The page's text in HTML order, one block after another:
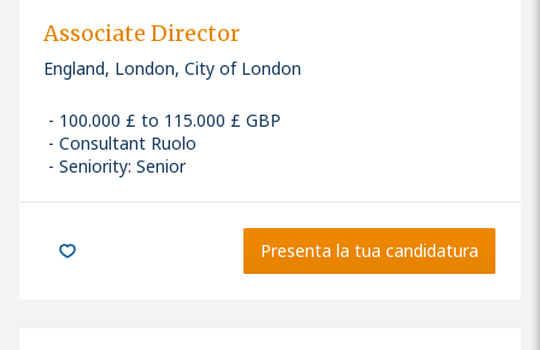
Associate Director
England, London, City of London
100.000 £ to 115.000 £ GBP
Consultant Ruolo
Seniority: Senior
Presenta la tua candidatura